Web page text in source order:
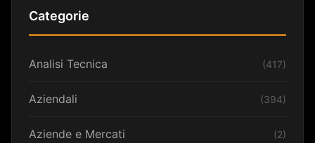
Categorie
Analisi Tecnica (417)
Aziendali (394)
Aziende e Mercati (2)